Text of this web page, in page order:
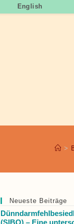
English
>
Neueste Beiträge
(SIBO) – Eine